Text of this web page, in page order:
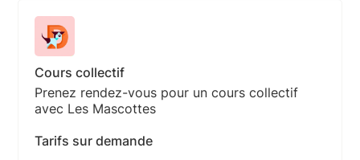
Cours collectif
Prenez rendez-vous pour un cours collectif
avec Les Mascottes
Tarifs sur demande